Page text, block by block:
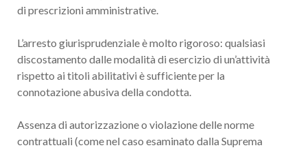
di prescrizioni amministrative.
L’arresto giurisprudenziale è molto rigoroso: qualsiasi
discostamento dalle modalità di esercizio di un’attività
rispetto ai titoli abilitativi è sufficiente per la
connotazione abusiva della condotta.
Assenza di autorizzazione o violazione delle norme
contrattuali (come nel caso esaminato dalla Suprema